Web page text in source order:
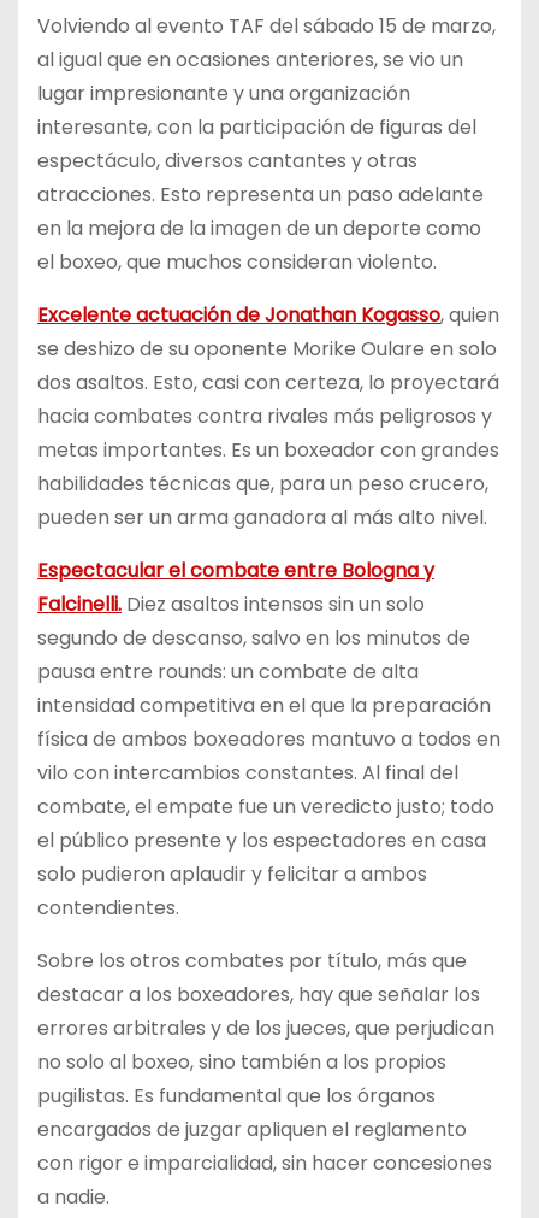
Volviendo al evento TAF del sábado 15 de marzo,
al igual que en ocasiones anteriores, se vio un
lugar impresionante y una organización
interesante, con la participación de figuras del
espectáculo, diversos cantantes y otras
atracciones. Esto representa un paso adelante
en la mejora de la imagen de un deporte como
el boxeo, que muchos consideran violento.
Excelente actuación de Jonathan Kogasso, quien
se deshizo de su oponente Morike Oulare en solo
dos asaltos. Esto, casi con certeza, lo proyectará
hacia combates contra rivales más peligrosos y
metas importantes. Es un boxeador con grandes
habilidades técnicas que, para un peso crucero,
pueden ser un arma ganadora al más alto nivel.
Espectacular el combate entre Bologna y
Falcinelli. Diez asaltos intensos sin un solo
segundo de descanso, salvo en los minutos de
pausa entre rounds: un combate de alta
intensidad competitiva en el que la preparación
física de ambos boxeadores mantuvo a todos en
vilo con intercambios constantes. Al final del
combate, el empate fue un veredicto justo; todo
el público presente y los espectadores en casa
solo pudieron aplaudir y felicitar a ambos
contendientes.
Sobre los otros combates por título, más que
destacar a los boxeadores, hay que señalar los
errores arbitrales y de los jueces, que perjudican
no solo al boxeo, sino también a los propios
pugilistas. Es fundamental que los órganos
encargados de juzgar apliquen el reglamento
con rigor e imparcialidad, sin hacer concesiones
a nadie.